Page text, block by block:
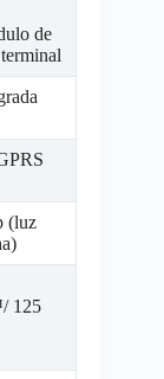
de
(luz
125